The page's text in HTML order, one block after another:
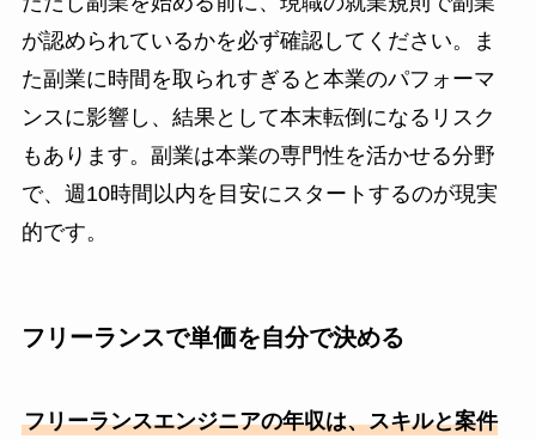
が認められているかを必ず確認してください。ま
た副業に時間を取られすぎると本業のパフォーマ
ンスに影響し、結果として本末転倒になるリスク
もあります。副業は本業の専門性を活かせる分野
で、週10時間以内を目安にスタートするのが現実
的です。
フリーランスで単価を自分で決める
フリーランスエンジニアの年収は、スキルと案件